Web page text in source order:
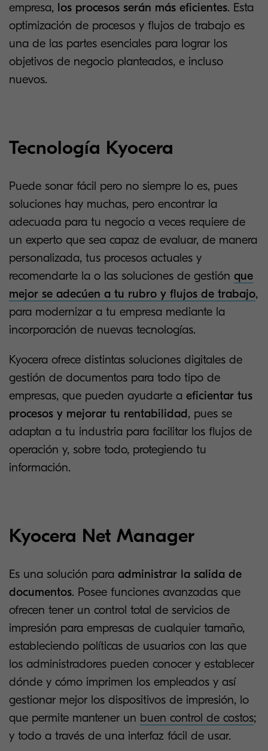
empresa, los procesos serán más eficientes. Esta
optimización de procesos y flujos de trabajo es
una de las partes esenciales para lograr los
objetivos de negocio planteados, e incluso
nuevos.
Tecnología Kyocera
Puede sonar fácil pero no siempre lo es, pues
soluciones hay muchas, pero encontrar la
adecuada para tu negocio a veces requiere de
un experto que sea capaz de evaluar, de manera
personalizada, tus procesos actuales y
recomendarte la o las soluciones de gestión que
mejor se adecúen a tu rubro y flujos de trabajo,
para modernizar a tu empresa mediante la
incorporación de nuevas tecnologías.
Kyocera ofrece distintas soluciones digitales de
gestión de documentos para todo tipo de
empresas, que pueden ayudarte a eficientar tus
procesos y mejorar tu rentabilidad, pues se
adaptan a tu industria para facilitar los flujos de
operación y, sobre todo, protegiendo tu
información.
Kyocera Net Manager
Es una solución para administrar la salida de
documentos. Posee funciones avanzadas que
ofrecen tener un control total de servicios de
impresión para empresas de cualquier tamaño,
estableciendo políticas de usuarios con las que
los administradores pueden conocer y establecer
dónde y cómo imprimen los empleados y así
gestionar mejor los dispositivos de impresión, lo
que permite mantener un buen control de costos;
y todo a través de una interfaz fácil de usar.